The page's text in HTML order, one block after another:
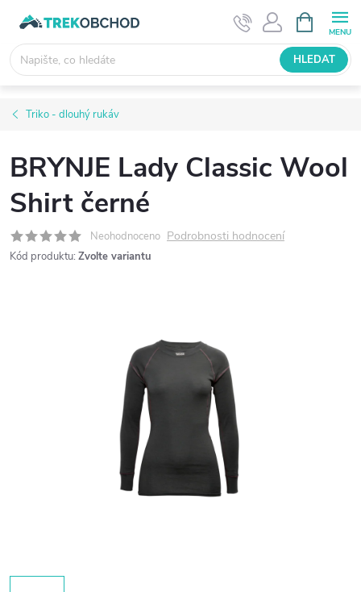
obsah
NÁKUPNÍ
KOŠÍK
HLEDAT
Triko - dlouhý rukáv
BRYNJE Lady Classic Wool
Shirt černé
Neohodnoceno Podrobnosti hodnocení
Kód produktu: Zvolte variantu